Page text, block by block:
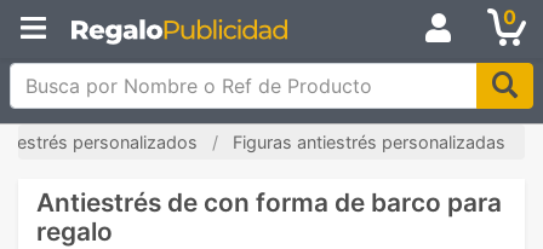
0
Busca por Nombre o Ref de Producto
personalizados Figuras antiestrés personalizadas
Antiestrés de con forma de barco para
regalo